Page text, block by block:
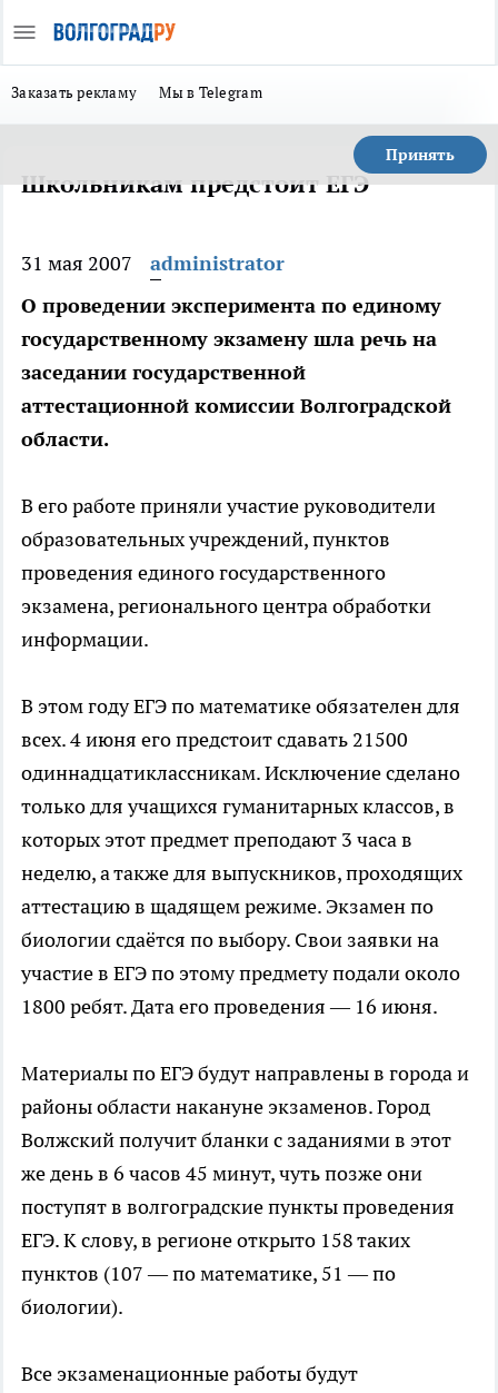
Заказать рекламу Мы в Telegram
Принять
Школьникам предстоит ЕГЭ
31 мая 2007
administrator
О проведении эксперимента по единому
государственному экзамену шла речь на
заседании государственной
аттестационной комиссии Волгоградской
области.
В его работе приняли участие руководители
образовательных учреждений, пунктов
проведения единого государственного
экзамена, регионального центра обработки
информации.
В этом году ЕГЭ по математике обязателен для
всех. 4 июня его предстоит сдавать 21500
одиннадцатиклассникам. Исключение сделано
только для учащихся гуманитарных классов, в
которых этот предмет преподают 3 часа в
неделю, а также для выпускников, проходящих
аттестацию в щадящем режиме. Экзамен по
биологии сдаётся по выбору. Свои заявки на
участие в ЕГЭ по этому предмету подали около
1800 ребят. Дата его проведения — 16 июня.
Материалы по ЕГЭ будут направлены в города и
районы области накануне экзаменов. Город
Волжский получит бланки с заданиями в этот
же день в 6 часов 45 минут, чуть позже они
поступят в волгоградские пункты проведения
ЕГЭ. К слову, в регионе открыто 158 таких
пунктов (107 — по математике, 51 — по
биологии).
Все экзаменационные работы будут